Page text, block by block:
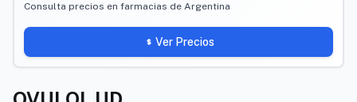
Consulta precios en farmacias de Argentina
Ver Precios